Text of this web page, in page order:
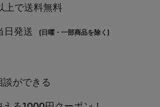
上で送料無料
日発送
(日曜・一部商品を除く)
ができる